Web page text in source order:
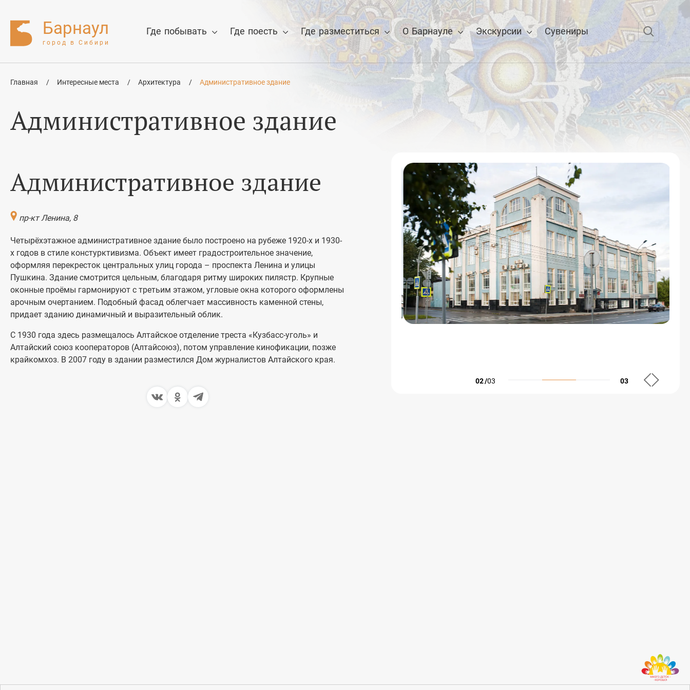
Барнаул
город в Сибири
Где побывать Где поесть Где разместиться О Барнауле Экскурсии Сувениры
Нажмите Enter для поиска или Esc для отмены
Главная / Интересные места / Архитектура / Административное здание
Административное здание
Административное здание
пр-кт Ленина, 8
Четырёхэтажное административное здание было построено на рубеже 1920-х и 1930-
х годов в стиле констурктивизма. Объект имеет градостроительное значение,
оформляя перекресток центральных улиц города – проспекта Ленина и улицы
Пушкина. Здание смотрится цельным, благодаря ритму широких пилястр. Крупные
оконные проёмы гармонируют с третьим этажом, угловые окна которого оформлены
арочным очертанием. Подобный фасад облегчает массивность каменной стены,
придает зданию динамичный и выразительный облик.
С 1930 года здесь размещалось Алтайское отделение треста «Кузбасс-уголь» и
Алтайский союз кооператоров (Алтайсоюз), потом управление кинофикации, позже
крайкомхоз. В 2007 году в здании разместился Дом журналистов Алтайского края.
02/03 03